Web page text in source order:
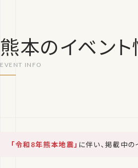
熊本のイベン
「令和8年熊本地震」 に伴い、掲載中